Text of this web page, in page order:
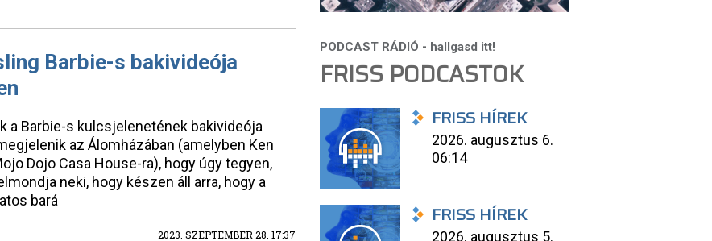
Barbie-s bakivideója
a Barbie-s kulcsjelenetének bakivideója
az Álomházában (amelyben Ken
Dojo Casa House-ra), hogy úgy tegyen,
neki, hogy készen áll arra, hogy a
bará
2023. SZEPTEMBER 28. 17:37
FRISS PODCASTOK
FRISS HÍREK
2026. augusztus 6.
06:14
FRISS HÍREK
2026. augusztus 5.